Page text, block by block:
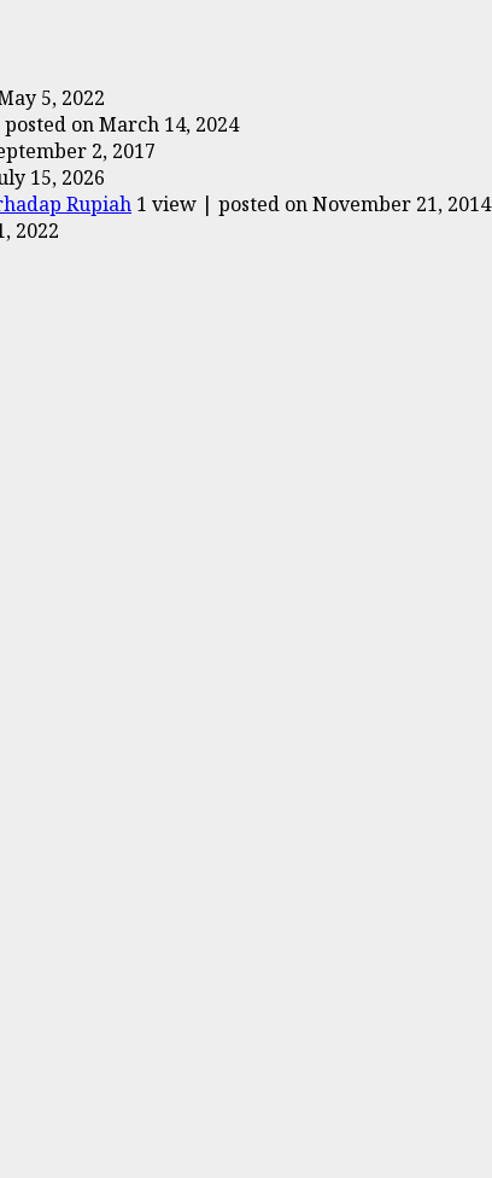
5, 2022
posted on March 14, 2024
2, 2017
15, 2026
Rupiah 1 view | posted on November 21, 2014
2022